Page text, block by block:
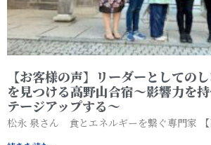
【お客様の声】リーダーとしての
を見つける高野山合宿〜影響力を
テージアップする〜
松永 泉さん 食とエネルギーを繋ぐ専門家 【